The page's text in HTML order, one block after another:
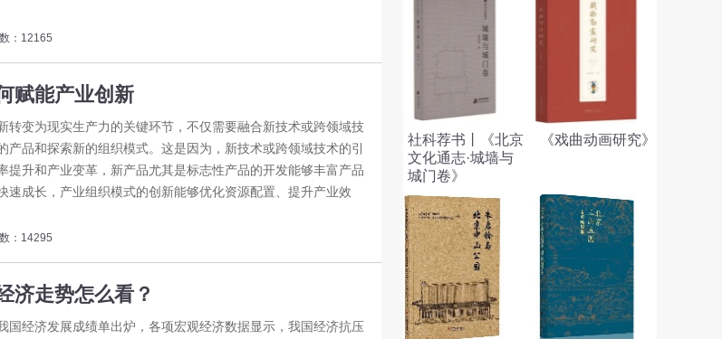
：12165
赋能产业创新
转变为现实生产力的关键环节，不仅需要融合新技术或跨领域技
产品和探索新的组织模式。这是因为，新技术或跨领域技术的引
提升和产业变革，新产品尤其是标志性产品的开发能够丰富产品
速成长，产业组织模式的创新能够优化资源配置、提升产业效
：14295
济走势怎么看？
国经济发展成绩单出炉，各项宏观经济数据显示，我国经济抗压
社科荐书丨《北京
文化通志·城墙与
城门卷》
《戏曲动画研究》